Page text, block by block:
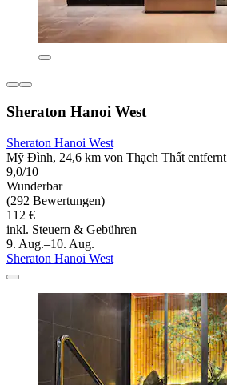
Sheraton Hanoi West
Sheraton Hanoi West
Mỹ Đình, 24,6 km von Thạch Thất entfernt
9,0/10
Wunderbar
(292 Bewertungen)
112 €
inkl. Steuern & Gebühren
9. Aug.–10. Aug.
Sheraton Hanoi West